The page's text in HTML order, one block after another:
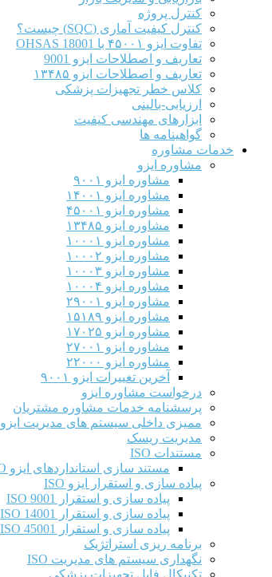
کنترل پروژه
کنترل کیفیت آماری (SQC) چیست؟
تفاوت ایزو ۴۵۰۰۱ با OHSAS 18001
تعاریف و اصطلاحات ایزو 9001
تعاریف و اصطلاحات ایزو ۱۳۴۸۵
کلاس خطر تجهیزات پزشکی
ارزیابی-بالینی
ابزارهای مهندسی کیفیت
گواهینامه ها
خدمات مشاوره
مشاوره ایزو
مشاوره ایزو ۹۰۰۱
مشاوره ایزو ۱۴۰۰۱
مشاوره ایزو ۴۵۰۰۱
مشاوره ایزو ۱۳۴۸۵
مشاوره ایزو ۱۰۰۰۱
مشاوره ایزو ۱۰۰۰۲
مشاوره ایزو ۱۰۰۰۳
مشاوره ایزو ۱۰۰۰۴
مشاوره ایزو ۲۹۰۰۱
مشاوره ایزو ۱۵۱۸۹
مشاوره ایزو ۱۷۰۲۵
مشاوره ایزو ۲۷۰۰۱
مشاوره ایزو ۲۲۰۰۰
آخرین تغییرات ایزو ۹۰۰۱
درخواست مشاوره ایزو
پرسشنامه خدمات مشاوره مشتریان
ممیزی داخلی سیستم های مدیریت ایزو
مدیریت ریسک
مستندات ISO
مستند سازی استانداردهای ایزو ISO
پیاده سازی و استقرار ایزو ISO
پیاده سازی و استقرار ISO 9001​
پیاده سازی و استقرار ISO 14001
پیاده سازی و استقرار ISO 45001
برنامه ریزی استراتژیک
نگهداری سیستم های مدیریت ISO
تکنیکال فایل تجهیزات پزشکی